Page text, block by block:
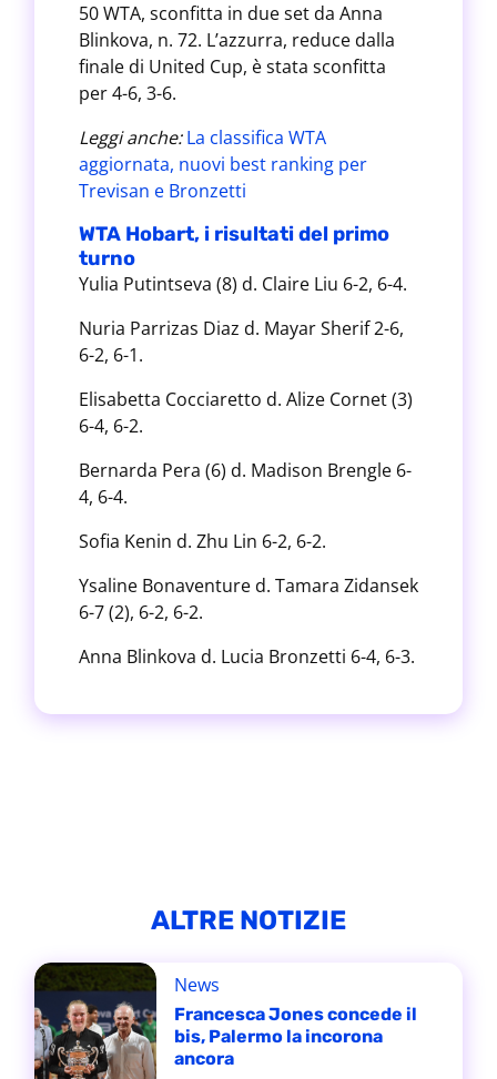
50 WTA, sconfitta in due set da Anna
Blinkova, n. 72. L’azzurra, reduce dalla
finale di United Cup, è stata sconfitta
per 4-6, 3-6.
Leggi anche: La classifica WTA
aggiornata, nuovi best ranking per
Trevisan e Bronzetti
WTA Hobart, i risultati del primo
turno
Yulia Putintseva (8) d. Claire Liu 6-2, 6-4.
Nuria Parrizas Diaz d. Mayar Sherif 2-6,
6-2, 6-1.
Elisabetta Cocciaretto d. Alize Cornet (3)
6-4, 6-2.
Bernarda Pera (6) d. Madison Brengle 6-
4, 6-4.
Sofia Kenin d. Zhu Lin 6-2, 6-2.
Ysaline Bonaventure d. Tamara Zidansek
6-7 (2), 6-2, 6-2.
Anna Blinkova d. Lucia Bronzetti 6-4, 6-3.
ALTRE NOTIZIE
News
Francesca Jones concede il
bis, Palermo la incorona
ancora